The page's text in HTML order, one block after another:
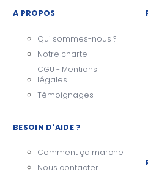
A PROPOS
Qui sommes-nous ?
Notre charte
CGU - Mentions
légales
Témoignages
BESOIN D'AIDE ?
Comment ça marche
Nous contacter